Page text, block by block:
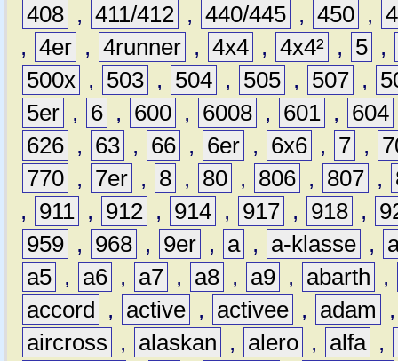
408 , 411/412 , 440/445 , 450 ,
, 4er , 4runner , 4x4 , 4x4² , 5 ,
500x , 503 , 504 , 505 , 507 ,
5er , 6 , 600 , 6008 , 601 , 604
626 , 63 , 66 , 6er , 6x6 , 7 ,
770 , 7er , 8 , 80 , 806 , 807 ,
,
911 , 912 , 914 , 917 , 918 ,
959 , 968 , 9er , a , a-klasse ,
a5 , a6 , a7 , a8 , a9 , abarth
,
accord
, active , activee , adam
aircross
, alaskan , alero , alfa ,